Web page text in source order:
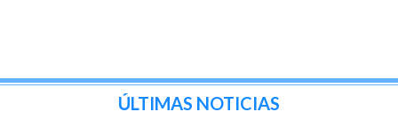
ÚLTIMAS NOTICIAS